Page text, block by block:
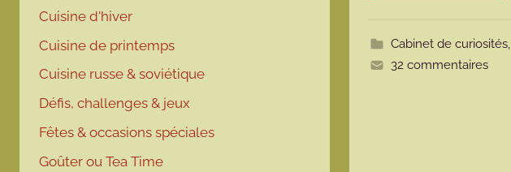
Cabinet de curiosités,
32 commentaires
Cuisine d'hiver
Cuisine de printemps
Cuisine russe & soviétique
Défis, challenges & jeux
Fêtes & occasions spéciales
Goûter ou Tea Time